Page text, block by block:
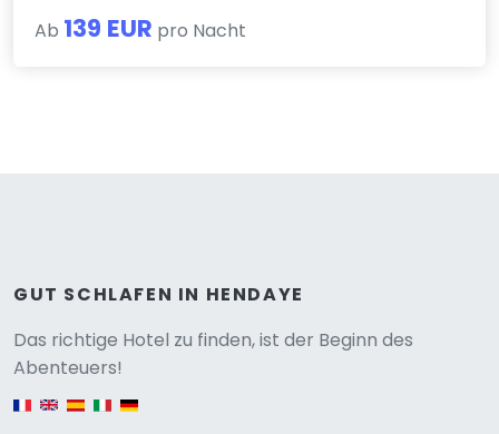
Ab 139 EUR pro Nacht
GUT SCHLAFEN IN HENDAYE
Das richtige Hotel zu finden, ist der Beginn des
Abenteuers!